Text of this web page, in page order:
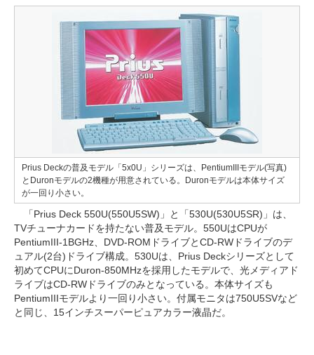
Prius Deckの普及モデル「5x0U」シリーズは、PentiumIIIモデル(写真)
とDuronモデルの2機種が用意されている。Duronモデルは本体サイズ
が一回り小さい。
「Prius Deck 550U(550U5SW)」と「530U(530U5SR)」は、
TVチューナカードを持たない普及モデル。550UはCPUが
PentiumIII-1BGHz、DVD-ROMドライブとCD-RWドライブのデ
ュアル(2台)ドライブ構成。530Uは、Prius Deckシリーズとして
初めてCPUにDuron-850MHzを採用したモデルで、光メディアド
ライブはCD-RWドライブのみとなっている。本体サイズも
PentiumIIIモデルより一回り小さい。付属モニタは750U5SVなど
と同じ、15インチスーパーピュアカラー液晶だ。